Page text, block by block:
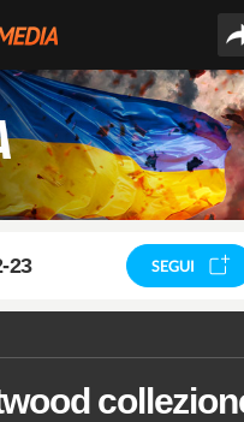
23 SEGUI